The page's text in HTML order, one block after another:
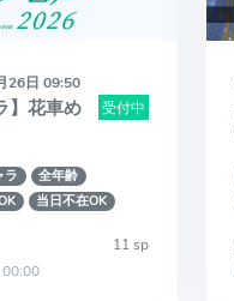
26日 09:50
受付中
】花車め
ラ
全年齢
当日不在OK
11 sp